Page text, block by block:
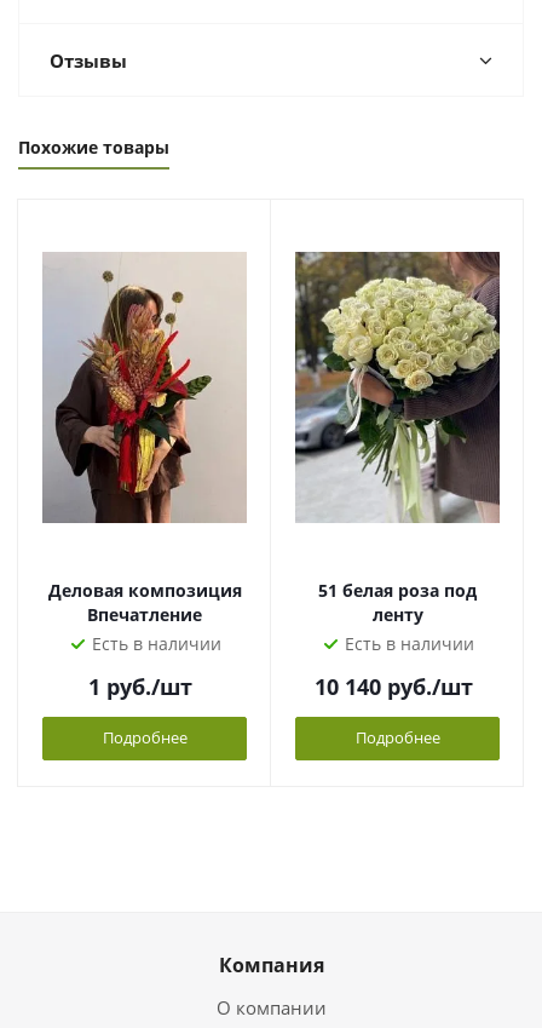
Отзывы
Похожие товары
Деловая композиция
Впечатление
Есть в наличии
1 руб./шт
Подробнее
51 белая роза под
ленту
Есть в наличии
10 140руб./шт
Подробнее
Компания
О компании